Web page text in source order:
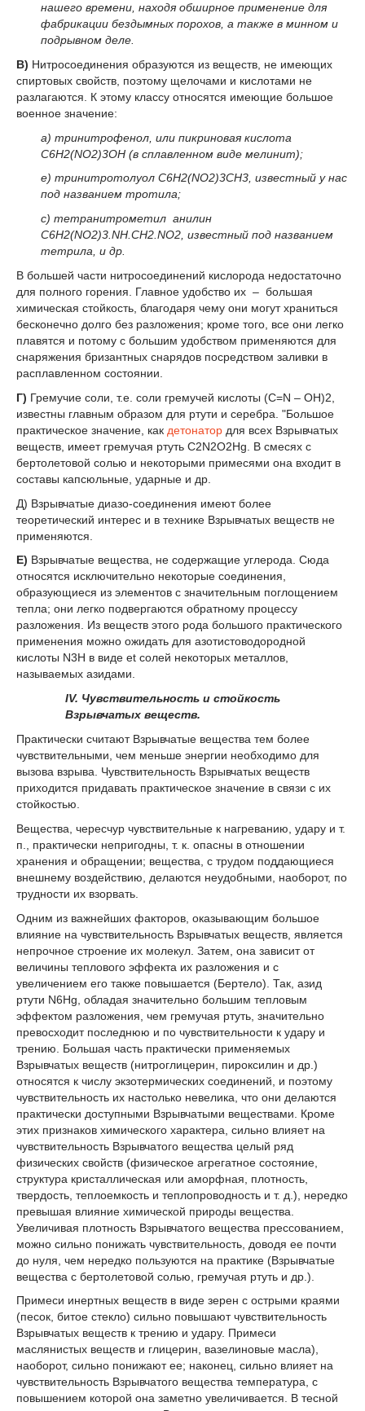
нашего времени, находя обширное применение для
фабрикации бездымных порохов, а также в минном и
подрывном деле.
В) Нитросоединения образуются из веществ, не имеющих
спиртовых свойств, поэтому щелочами и кислотами не
разлагаются. К этому классу относятся имеющие большое
военное значение:
а) тринитрофенол, или пикриновая кислота
C6H2(NO2)3OH (в сплавленном виде мелинит);
е) тринитротолуол C6H2(NO2)3CH3, известный у нас
под названием тротила;
с) тетранитрометил анилин
C6H2(NO2)3.NH.CH2.NO2, известный под названием
тетрила, и др.
В большей части нитросоединений кислорода недостаточно
для полного горения. Главное удобство их – большая
химическая стойкость, благодаря чему они могут храниться
бесконечно долго без разло­жения; кроме того, все они легко
плавятся и потому с большим удобством применяются для
снаряжения бризантных снарядов посредством заливки в
расплавленном состоянии.
Г) Гремучие соли, т.е. соли гремучей кислоты (C=N – ОН)2
известны главным образом для ртути и серебра. "Большое
практическое значение, как детонатор для всех Взрывчатых
веществ, имеет гремучая ртуть C2N2O2Hg. В смесях с
бертолетовой солью и некоторыми примесями она входит в
составы капсюльные, ударные и др.
Д) Взрывчатые диазо-соединения имеют более
теоретический интерес и в технике Взрывчатых веществ не
применяются.
Е) Взрывчатые вещества, не содержащие углерода. Сюда
относятся исключительно некоторые соединения,
образующиеся из элементов с значительным поглощением
тепла; они легко подвергаются обратному процессу
разложения. Из веществ этого рода большого практического
применения можно ожидать для азотистоводородной
кислоты N3H в виде еt солей некоторых металлов,
называемых азидами.
IV. Чувствительность и стойкость
Взрывчатых веществ.
Практически считают Взрывчатые вещества тем более
чувствительными, чем меньше энергии необходимо для
вызова взрыва. Чувствительность Взрывчатых веществ
приходится придавать практическое значение в связи с их
стойкостью.
Вещества, чересчур чувствительные к нагреванию, удару и т.
п., практически непригодны, т. к. опасны в отношении
хранения и обращении; вещества, с трудом поддающиеся
внешнему воздействию, делаются неудобными, наоборот, по
трудности их взорвать.
Одним из важнейших факторов, оказывающим большое
влияние на чувствительность Взрывчатых веществ, является
непрочное строение их молекул. Затем, она зависит от
величины теплового эффекта их разложения и с
увеличением его также повышается (Бертело). Так, азид
ртути N6Hg, обладая значительно большим тепловым
эффектом разложения, чем гремучая ртуть, значительно
превосходит последнюю и по чувствительности к удару и
трению. Большая часть практически применяемых
Взрывчатых веществ (нитроглицерин, пироксилин и др.)
относятся к числу экзотермических соединений, и поэтому
чувствительность их настолько невелика, что они делаются
практически доступными Взрывчатыми веществами. Кроме
этих признаков химического характера, сильно влияет на
чувствительность Взрывчатого вещества целый ряд
физических свойств (физическое агрегатное состояние,
структура кристаллическая или аморфная, плотность,
твердость, теплоемкость и теплопроводность и т. д.), нередко
превышая влияние химической природы вещества.
Увеличивая плотность Взрывчатого вещества прессованием,
можно сильно понижать чувствительность, доводя ее почти
до нуля, чем нередко пользуются на практике (Взрывчатые
вещества с бертолетовой солью, гремучая ртуть и др.).
Примеси инертных веществ в виде зерен с острыми краями
(песок, битое стекло) сильно повышают чувствительность
Взрывчатых веществ к трению и удару. Примеси
маслянистых веществ и глицерин, вазелиновые масла),
наоборот, сильно понижают ее; наконец, сильно влияет на
чувствительность Взрывчатого вещества температура, с
повышением которой она заметно увеличивается. В тесной